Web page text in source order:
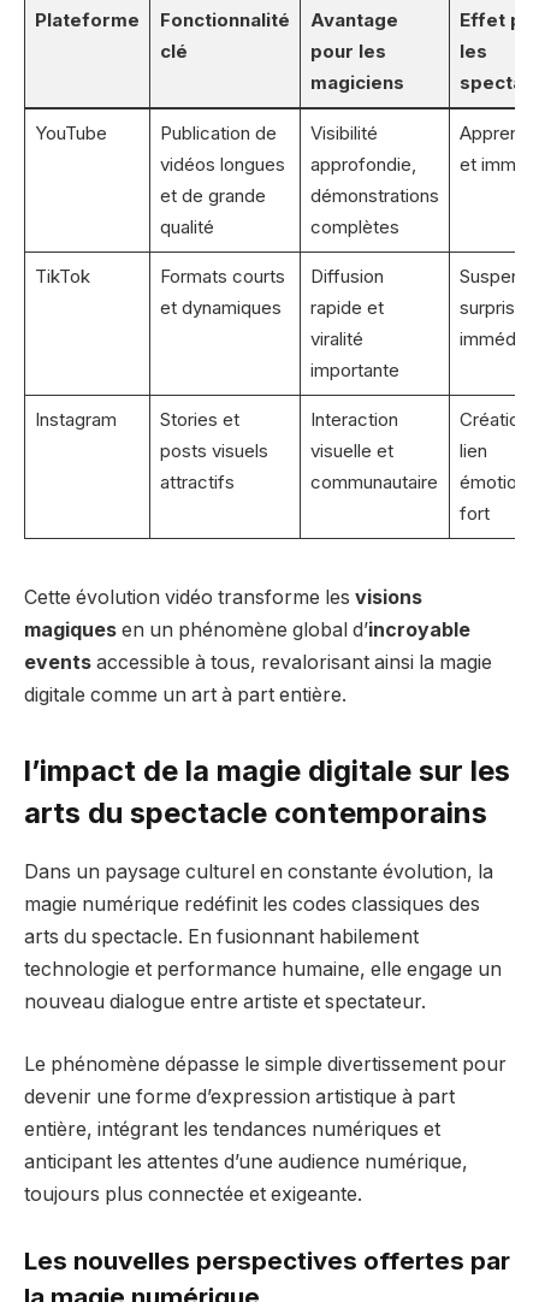
Plateforme
Fonctionnalité
clé
Avantage
pour les
magiciens
Effet
les
YouTube
Publication de
vidéos longues
et de grande
qualité
Visibilité
approfondie,
démonstrations
complètes
et
TikTok
Formats courts
et dynamiques
Diffusion
rapide et
viralité
importante
surprise
Instagram
Stories et
posts visuels
attractifs
Interaction
visuelle et
communautaire
Création
lien
fort
Cette évolution vidéo transforme les visions
magiques en un phénomène global d’incroyable
events accessible à tous, revalorisant ainsi la magie
digitale comme un art à part entière.
l’impact de la magie digitale sur les
arts du spectacle contemporains
Dans un paysage culturel en constante évolution, la
magie numérique redéfinit les codes classiques des
arts du spectacle. En fusionnant habilement
technologie et performance humaine, elle engage un
nouveau dialogue entre artiste et spectateur.
Le phénomène dépasse le simple divertissement pour
devenir une forme d’expression artistique à part
entière, intégrant les tendances numériques et
anticipant les attentes d’une audience numérique,
toujours plus connectée et exigeante.
Les nouvelles perspectives offertes par